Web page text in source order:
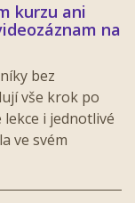
kurzu ani
na
bez
vše krok po
i jednotlivé
ve svém